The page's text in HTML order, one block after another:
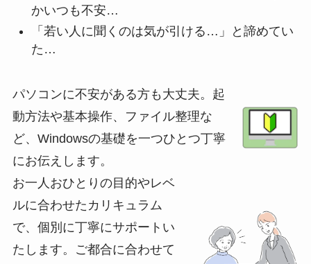
かいつも不安…
「若い人に聞くのは気が引ける…」と諦めてい
た…
パソコンに不安がある方も大丈夫。起
動方法や基本操作、ファイル整理な
ど、Windowsの基礎を一つひとつ丁寧
にお伝えします。
お一人おひとりの目的やレベ
ルに合わせたカリキュラム
で、個別に丁寧にサポートい
たします。ご都合に合わせて